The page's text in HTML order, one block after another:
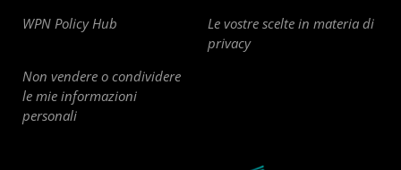
WPN Policy Hub
Le vostre scelte in materia di
privacy
Non vendere o condividere
le mie informazioni
personali